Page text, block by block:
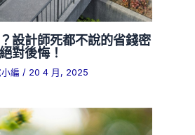
設計師死都不說的省錢密
對後悔！
小編 / 20 4 月, 2025